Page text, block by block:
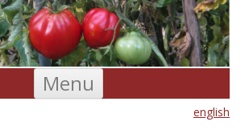
Menu
english